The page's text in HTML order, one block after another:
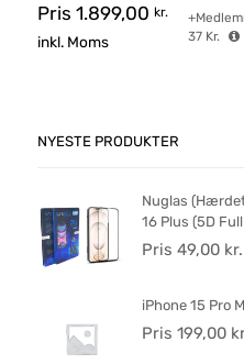
Pris 1.899,00 kr.
inkl. Moms
37 Kr.
NYESTE PRODUKTER
Nuglas
16 Plus (5D
Pris 49,00 kr.
iPhone 15 Pro
Pris 199,00